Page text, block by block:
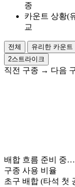
종
카운트 상황(
교
전체 유리한 카운트
2스트라이크
직전 구종 → 다음
배합 흐름 준비 중…
구종 사용 비율
초구 배합 (타석 첫